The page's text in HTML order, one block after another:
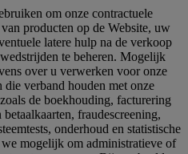
om onze contractuele
producten op de Website, uw
latere hulp na de verkoop
te beheren. Mogelijk
over u verwerken voor onze
verband houden met onze
de boekhouding, facturering
fraudescreening,
onderhoud en statistische
mogelijk om administratieve of